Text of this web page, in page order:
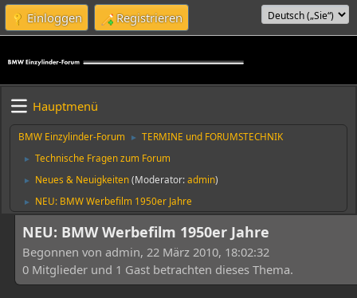
Einloggen Registrieren
Hauptmenü
BMW Einzylinder-Forum ► TERMINE und FORUMSTECHNIK
► Technische Fragen zum Forum
► Neues & Neuigkeiten(Moderator:admin)
► NEU: BMW Werbefilm 1950er Jahre
NEU: BMW Werbefilm 1950er Jahre
Begonnen von admin, 22 März 2010, 18:02:32
0 Mitglieder und 1 Gast betrachten dieses Thema.